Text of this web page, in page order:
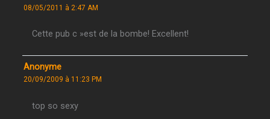
08/05/2011 à 2:47 AM
Cette pub c »est de la bombe! Excellent!
Anonyme
20/09/2009 à 11:23 PM
top so sexy